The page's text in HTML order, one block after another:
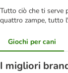
Tutto ciò che ti serve
quattro zampe, tutto
Giochi per cani
I migliori